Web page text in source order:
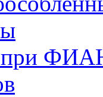
при